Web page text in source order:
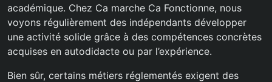
académique. Chez Ca marche Ca Fonctionne, nous
voyons régulièrement des indépendants développer
une activité solide grâce à des compétences concrètes
acquises en autodidacte ou par l’expérience.
Bien sûr, certains métiers réglementés exigent des